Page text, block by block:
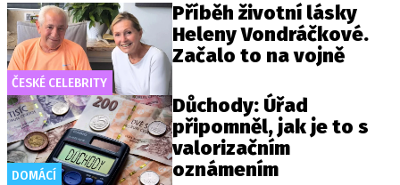
ČESKÉ CELEBRITY
Příběh životní lásky
Heleny Vondráčkové.
Začalo to na vojně
DOMÁCÍ
Důchody: Úřad
připomněl, jak je to s
valorizačním
oznámením